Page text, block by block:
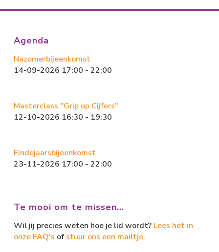
b
ok
o
n
l n
Agenda
Nazomerbijeenkomst
14-09-2026 17:00 - 22:00
Masterclass "Grip op Cijfers"
12-10-2026 16:30 - 19:30
Eindejaarsbijeenkomst
23-11-2026 17:00 - 22:00
Te mooi om te missen…
Wil jij precies weten hoe je lid wordt? Lees het in
onze FAQ's of stuur ons een mailtje.